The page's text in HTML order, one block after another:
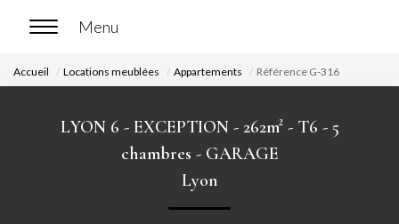
ACCUEIL
ACHETER
Nos biens en vente
Chasse immobilière
Accueil Locations meublées Appartements Référence G-316
LYON 6 - EXCEPTION - 262m² - T6 - 5
chambres - GARAGE
Lyon